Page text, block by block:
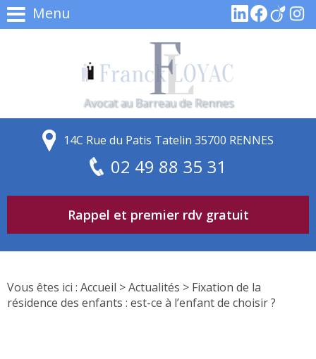
Menu
Avocat au Barreau de Rennes
14C Rue du Patis Tatelin 35700 RENNES
02 49 88 35 31
Rappel et premier rdv gratuit
Vous êtes ici : Accueil >Actualités > Fixation de la
résidence des enfants : est-ce à l’enfant de choisir ?